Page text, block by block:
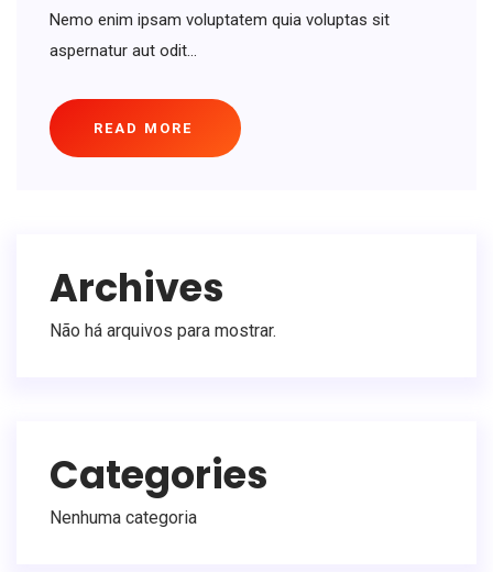
Nemo enim ipsam voluptatem quia voluptas sit
aspernatur aut odit...
READ MORE
Archives
Não há arquivos para mostrar.
Categories
Nenhuma categoria